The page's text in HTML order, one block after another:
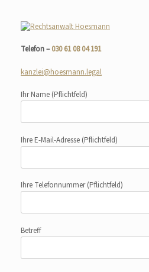
Telefon –030 61 08 04 191
kanzlei@hoesmann.legal
Ihr Name (Pflichtfeld)
Ihre E-Mail-Adresse (Pflichtfeld)
Ihre Telefonnummer(Pflichtfeld)
Betreff